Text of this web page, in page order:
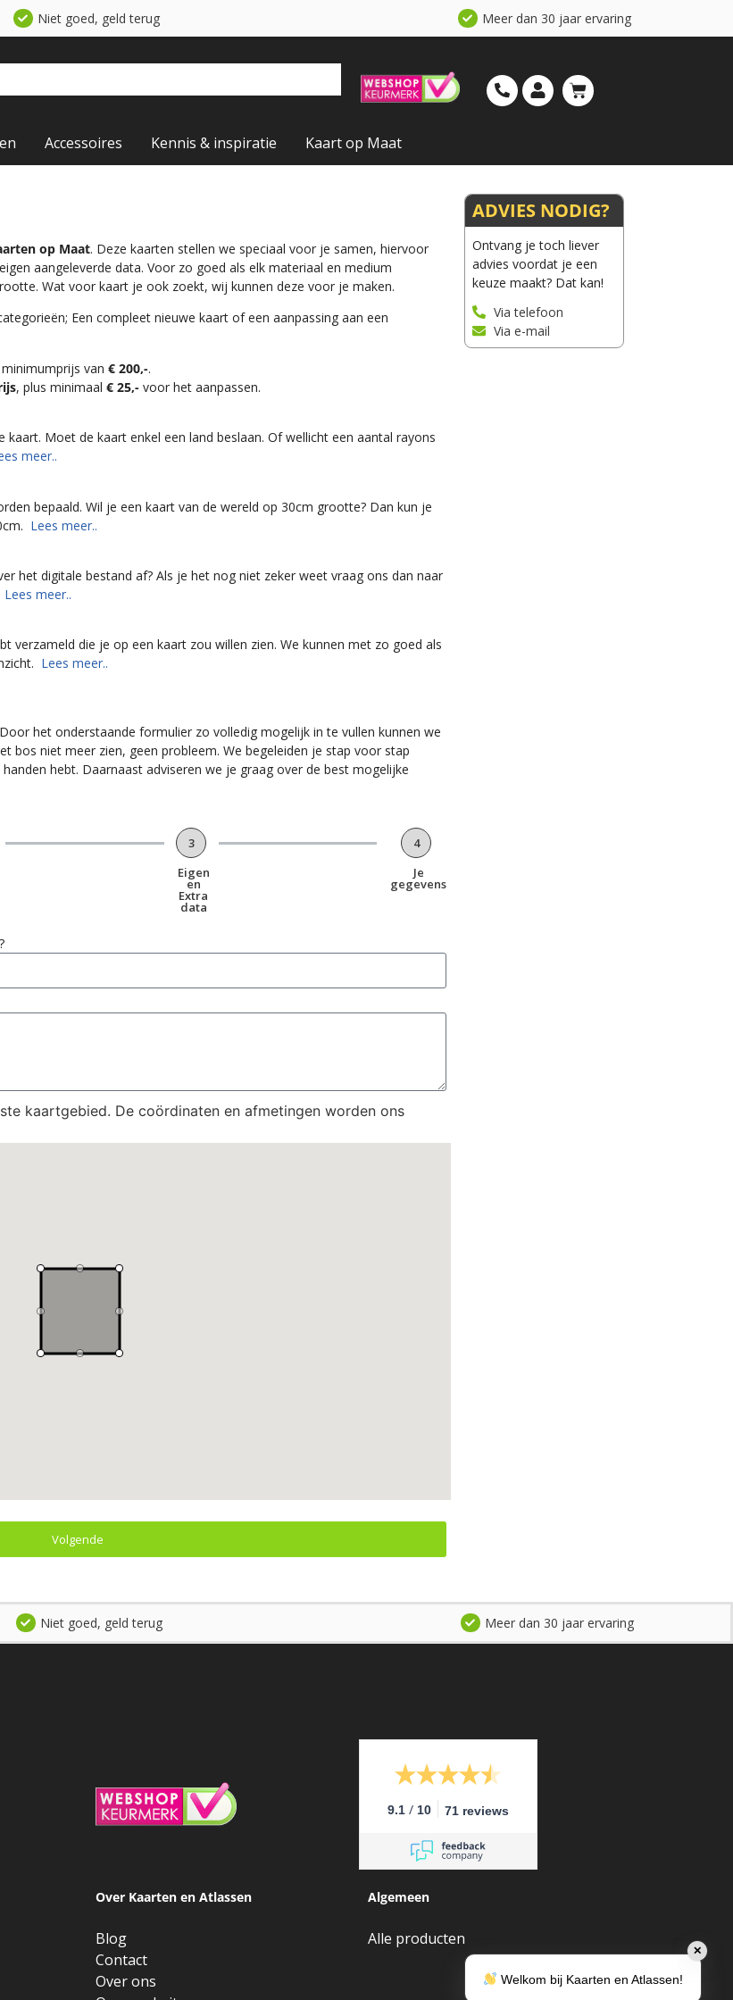
Niet goed, geld terug Meer dan 30 jaar ervaring
Accessoires Kennis & inspiratie Kaart op Maat
op Maat. Deze kaarten stellen we speciaal voor je samen, hiervoor
aangeleverde data. Voor zo goed als elk materiaal en medium
Wat voor kaart je ook zoekt, wij kunnen deze voor je maken.
Een compleet nieuwe kaart of een aanpassing aan een
van € 200,-.
, plus minimaal € 25,- voor het aanpassen.
Moet de kaart enkel een land beslaan. Of wellicht een aantal rayons
meer..
bepaald. Wil je een kaart van de wereld op 30cm grootte? Dan kun je
Lees meer..
het digitale bestand af? Als je het nog niet zeker weet vraag ons dan naar
Lees meer..
verzameld die je op een kaart zou willen zien. We kunnen met zo goed als
Lees meer..
het onderstaande formulier zo volledig mogelijk in te vullen kunnen we
bos niet meer zien, geen probleem. We begeleiden je stap voor stap
hebt. Daarnaast adviseren we je graag over de best mogelijke
3
Eigen
en
Extra
data
4
Je
gegevens
kaartgebied. De coördinaten en afmetingen worden ons
Volgende
ADVIES NODIG?
Ontvang je toch liever
advies voordat je een
keuze maakt? Dat kan!
Via telefoon
Via e-mail
Niet goed, geld terug Meer dan 30 jaar ervaring
9.1 / 10 71 reviews
Over Kaarten en Atlassen
Blog
Contact
Over ons
Algemeen
Alle producten
✕
Welkom bij Kaarten en Atlassen!